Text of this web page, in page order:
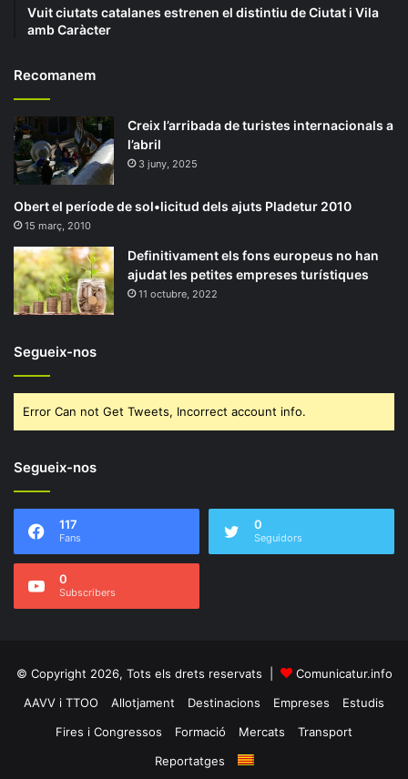
Vuit ciutats catalanes estrenen el distintiu de Ciutat i Vila
amb Caràcter
Recomanem
Creix l’arribada de turistes internacionals a
l’abril
3 juny, 2025
Obert el període de sol•licitud dels ajuts Pladetur 2010
15 març, 2010
Definitivament els fons europeus no han
ajudat les petites empreses turístiques
11 octubre, 2022
Segueix-nos
Error Can not Get Tweets, Incorrect account info.
Segueix-nos
117
Fans
0
Seguidors
0
Subscribers
© Copyright 2026, Tots els drets reservats |
Comunicatur.info
AAVV i TTOO
Allotjament Destinacions Empreses
Estudis
Fires i Congressos
Formació Mercats
Transport
Reportatges